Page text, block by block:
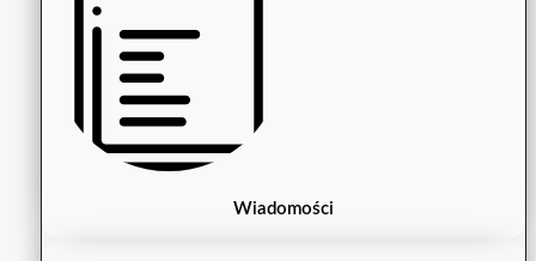
Wiadomości